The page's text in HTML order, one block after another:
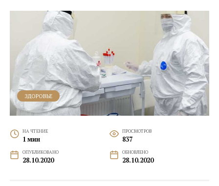
ЗДОРОВЬЕ
НА ЧТЕНИЕ
1 мин
ПРОСМОТРОВ
837
ОПУБЛИКОВАНО
28.10.2020
ОБНОВЛЕНО
28.10.2020